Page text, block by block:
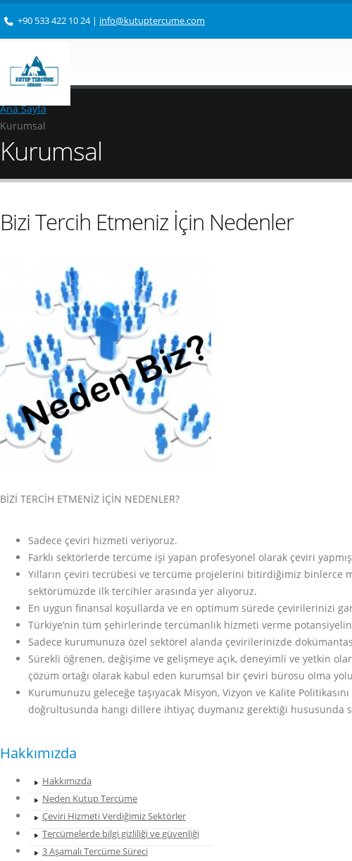
+90 533 422 10 24| info@kutuptercume.com
Ana Sayfa
Kurumsal
Kurumsal
Bizi Tercih Etmeniz İçin Nedenler
BİZİ TERCİH ETMENİZ İÇİN NEDENLER?
Sadece çeviri hizmeti veriyoruz.
Farklı sektörlerde tercüme işi yapan profesyonel olarak çeviri
Yılların çeviri tecrübesi ve tercüme projelerini bitirdiğimiz binlerce
sektörümüzde ilk tercihler arasında yer alıyoruz.
En uygun finansal koşullarda ve en optimum sürede çevirilerinizi
Türkiye’nin tüm şehirlerinde tercümanlık hizmeti verme
Sadece kurumunuza özel sektörel alanda çevirilerinizde
Sürekli öğrenen, değişime ve gelişmeye açık, deneyimli ve yetkin
çözüm ortağı olarak kabul eden kurumsal bir çeviri bürosu olma
Kurumunuzu geleceğe taşıyacak Misyon, Vizyon ve Kalite
doğrultusunda hangi dillere ihtiyaç duymanız gerektiği hususunda
Hakkımızda
Hakkımızda
Neden Kutup Tercüme
Çeviri Hizmeti Verdiğimiz Sektörler
Tercümelerde bilgi gizliliği ve güvenliği
3 Aşamalı Tercüme Süreci